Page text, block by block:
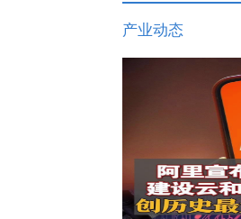
产业动态